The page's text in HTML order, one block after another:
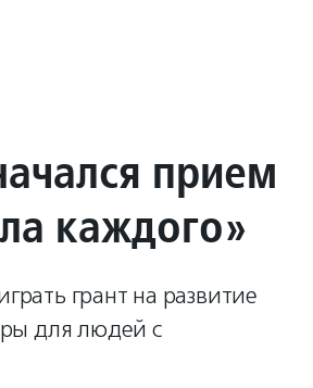
прием
каждого»
грант на развитие
для людей с